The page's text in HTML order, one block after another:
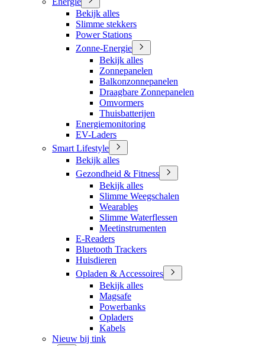
Bekijk alles
Slimme stekkers
Power Stations
Zonne-Energie
Bekijk alles
Zonnepanelen
Balkonzonnepanelen
Draagbare Zonnepanelen
Omvormers
Thuisbatterijen
Energiemonitoring
EV-Laders
Smart Lifestyle
Bekijk alles
Gezondheid & Fitness
Bekijk alles
Slimme Weegschalen
Wearables
Slimme Waterflessen
Meetinstrumenten
E-Readers
Bluetooth Trackers
Huisdieren
Opladen & Accessoires
Bekijk alles
Magsafe
Powerbanks
Opladers
Kabels
Nieuw bij tink